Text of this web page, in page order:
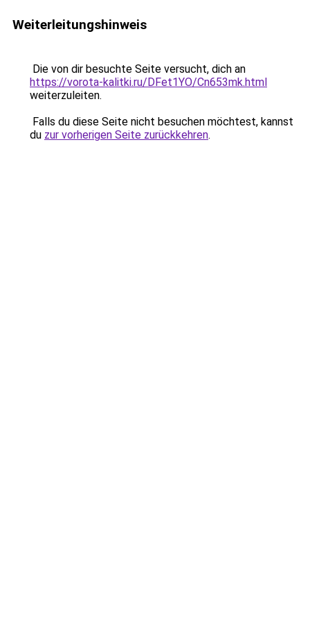
Weiterleitungshinweis
Die von dir besuchte Seite versucht, dich an
https://vorota-kalitki.ru/DFet1YO/Cn653mk.html
weiterzuleiten.
Falls du diese Seite nicht besuchen möchtest, kannst
du zur vorherigen Seite zurückkehren.